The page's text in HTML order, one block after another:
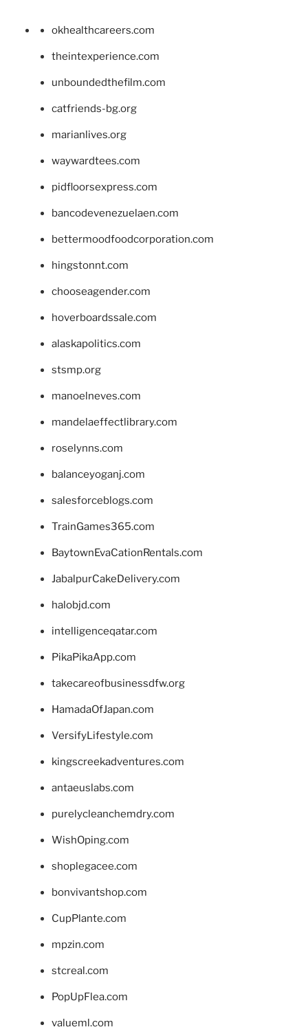
okhealthcareers.com
theintexperience.com
unboundedthefilm.com
catfriends-bg.org
marianlives.org
waywardtees.com
pidfloorsexpress.com
bancodevenezuelaen.com
bettermoodfoodcorporation.com
hingstonnt.com
chooseagender.com
hoverboardssale.com
alaskapolitics.com
stsmp.org
manoelneves.com
mandelaeffectlibrary.com
roselynns.com
balanceyoganj.com
salesforceblogs.com
TrainGames365.com
BaytownEvaCationRentals.com
JabalpurCakeDelivery.com
halobjd.com
intelligenceqatar.com
PikaPikaApp.com
takecareofbusinessdfw.org
HamadaOfJapan.com
VersifyLifestyle.com
kingscreekadventures.com
antaeuslabs.com
purelycleanchemdry.com
WishOping.com
shoplegacee.com
bonvivantshop.com
CupPlante.com
mpzin.com
stcreal.com
PopUpFlea.com
valueml.com